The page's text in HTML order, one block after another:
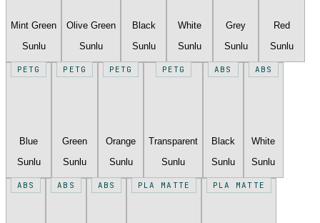
Mint Green
Sunlu
Olive Green
Sunlu
Black
Sunlu
White
Sunlu
Grey
Sunlu
Red
Sunlu
PETG
Blue
Sunlu
PETG
Green
Sunlu
PETG
Orange
Sunlu
PETG
Transparent
Sunlu
ABS
Black
Sunlu
ABS
White
Sunlu
ABS ABS ABS PLA MATTE PLA MATTE